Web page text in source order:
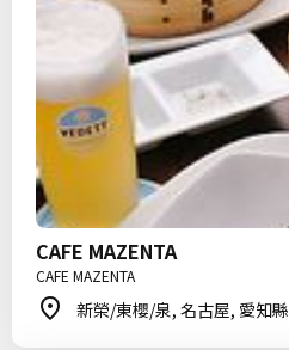
CAFE MAZENTA
CAFE MAZENTA
新榮/東櫻/泉, 名古屋, 愛知縣